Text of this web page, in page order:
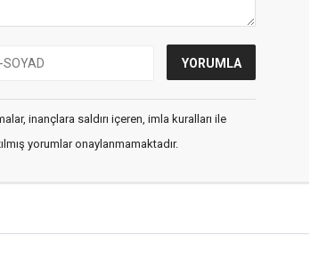
inançlara saldırı içeren, imla kuralları ile
yorumlar onaylanmamaktadır.